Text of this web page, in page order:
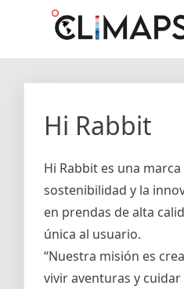
Climaps.org
Mapas de acción
Hi Rabbit
Hi Rabbit es una
sostenibilidad y la
en prendas de alta
única al usuario.
“Nuestra misión es
vivir aventuras y cuidar